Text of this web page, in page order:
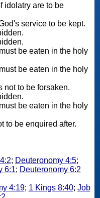
idolatry are to be
service to be kept.
be eaten in the holy
be eaten in the holy
not to be forsaken.
be eaten in the holy
to be enquired after.
; Deuteronomy 4:5;
6:1; Deuteronomy 6:2
4:19; 1 Kings 8:40; Job